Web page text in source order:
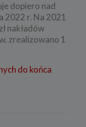
dopiero nad
2022 r. Na 2021
nakładów
zrealizowano 1
do końca